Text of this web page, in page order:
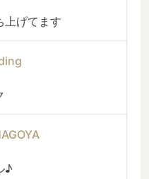
上げてます
♪